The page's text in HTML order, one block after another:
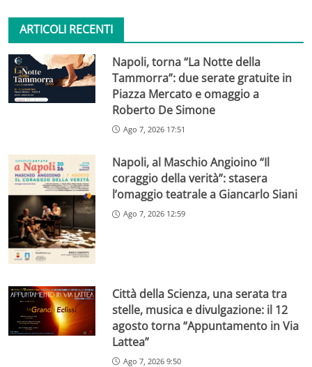
ARTICOLI RECENTI
Napoli, torna “La Notte della
Tammorra”: due serate gratuite in
Piazza Mercato e omaggio a
Roberto De Simone
Ago 7, 2026 17:51
Napoli, al Maschio Angioino “Il
coraggio della verità”: stasera
l’omaggio teatrale a Giancarlo Siani
Ago 7, 2026 12:59
Città della Scienza, una serata tra
stelle, musica e divulgazione: il 12
agosto torna “Appuntamento in Via
Lattea”
Ago 7, 2026 9:50